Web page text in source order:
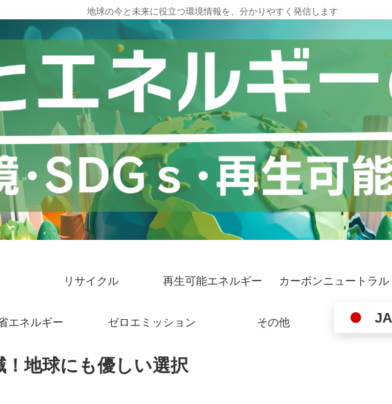
地球の今と未来に役立つ環境情報を、分かりやすく発信します
リサイクル 再生可能エネルギー カーボンニュートラル
エネルギー ゼロエミッション その他 JA
地球にも優しい選択